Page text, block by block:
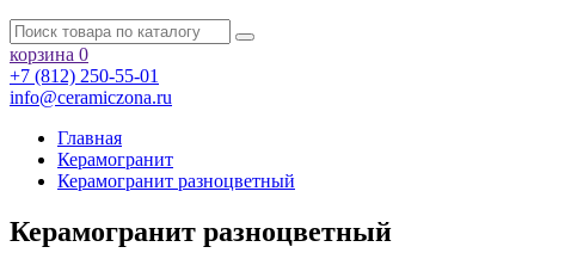
корзина 0
+7 (812) 250-55-01
info@ceramiczona.ru
Главная
Керамогранит
Керамогранит разноцветный
Керамогранит разноцветный